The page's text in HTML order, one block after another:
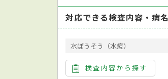
対応できる検査内容・病名
水ぼうそう（水痘）
検査内容から探す